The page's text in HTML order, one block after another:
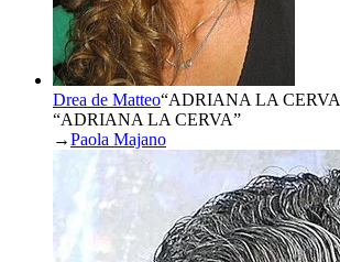
Drea de Matteo“ADRIANA LA CERVA
“ADRIANA LA CERVA”
→Paola Majano